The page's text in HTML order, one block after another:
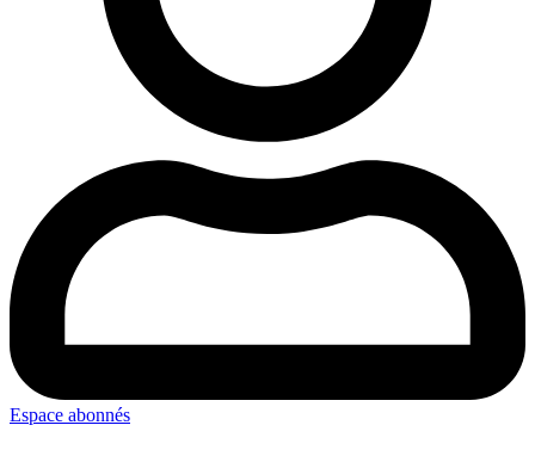
Espace abonnés